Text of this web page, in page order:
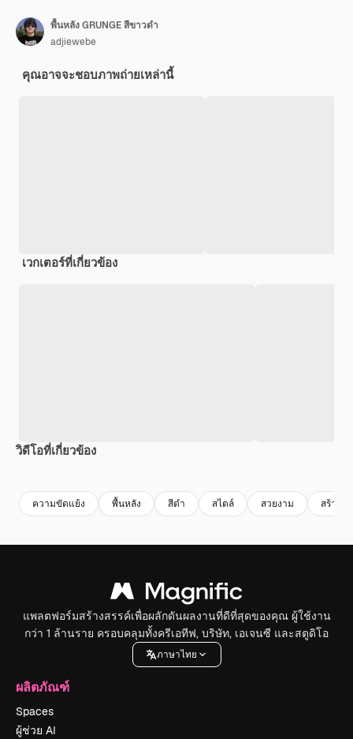
พื้นหลัง GRUNGE สีขาวดำ
adjiewebe
คุณอาจจะชอบภาพถ่ายเหล่านี้
เวกเตอร์ที่เกี่ยวข้อง
วิดีโอที่เกี่ยวข้อง
ความขัดแย้ง พื้นหลัง สีดํา สไตล์ สวยงาม สร้างส
แพลตฟอร์มสร้างสรรค์เพื่อผลักดันผลงานที่ดีที่สุดของคุณ ผู้ใช้งาน
กว่า 1 ล้านราย ครอบคลุมทั้งครีเอทีฟ, บริษัท, เอเจนซี และสตูดิโอ
ภาษาไทย
ผลิตภัณฑ์
Spaces
ผู้ช่วย AI